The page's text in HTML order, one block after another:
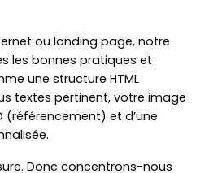
ou landing page, notre
les bonnes pratiques et
une structure HTML
textes pertinent, votre image
(référencement) et d’une
Donc concentrons-nous